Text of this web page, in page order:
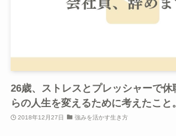
26歳、ストレスとプレッシャーで
らの人生を変えるために考えたこと。
2018年12月27日 強みを活かす生き方